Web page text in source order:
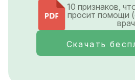
10 признаков,
просит помощи
Скачать